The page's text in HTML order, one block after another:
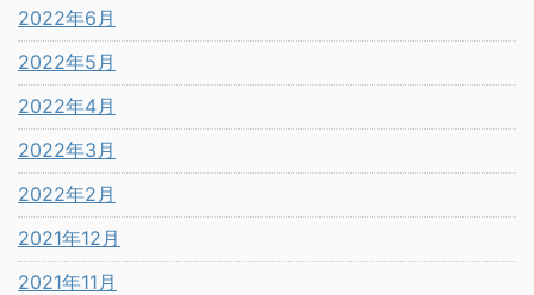
2022年6月
2022年5月
2022年4月
2022年3月
2022年2月
2021年12月
2021年11月